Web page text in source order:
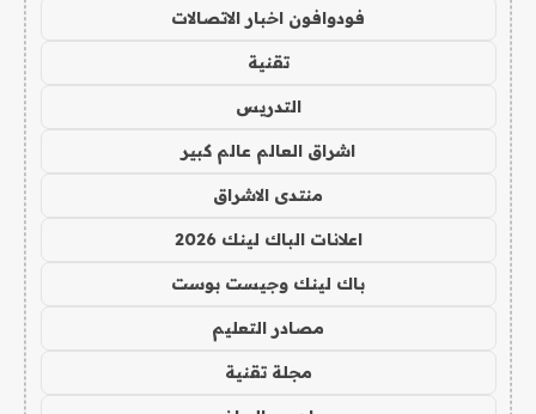
فودوافون اخبار الاتصالات
تقنية
التدريس
اشراق العالم عالم كبير
منتدى الاشراق
اعلانات الباك لينك 2026
باك لينك وجيست بوست
مصادر التعليم
مجلة تقنية